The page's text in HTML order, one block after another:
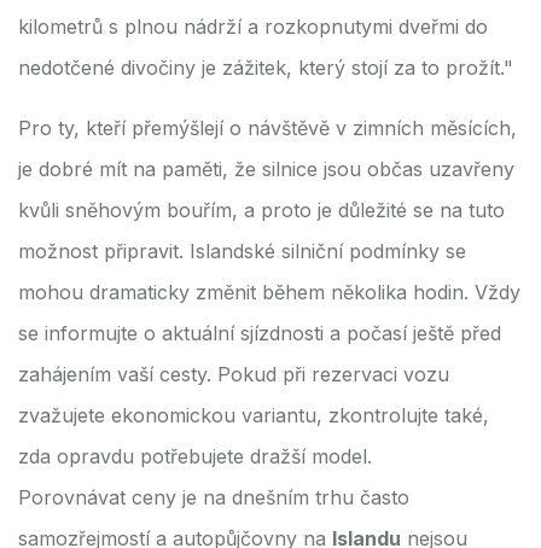
kilometrů s plnou nádrží a rozkopnutymi dveřmi do
nedotčené divočiny je zážitek, který stojí za to prožít."
Pro ty, kteří přemýšlejí o návštěvě v zimních měsících,
je dobré mít na paměti, že silnice jsou občas uzavřeny
kvůli sněhovým bouřím, a proto je důležité se na tuto
možnost připravit. Islandské silniční podmínky se
mohou dramaticky změnit během několika hodin. Vždy
se informujte o aktuální sjízdnosti a počasí ještě před
zahájením vaší cesty. Pokud při rezervaci vozu
zvažujete ekonomickou variantu, zkontrolujte také,
zda opravdu potřebujete dražší model.
Porovnávat ceny je na dnešním trhu často
samozřejmostí a autopůjčovny na Islandu nejsou